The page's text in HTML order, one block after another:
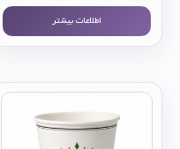
اطلاعات بیشتر